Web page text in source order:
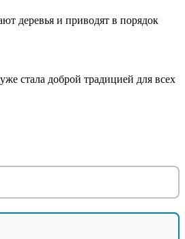
деревья и приводят в порядок
стала доброй традицией для всех